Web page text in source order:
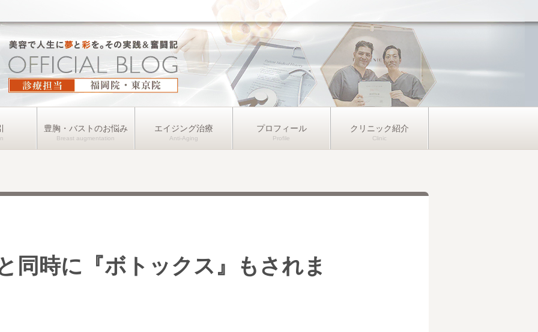
豊胸・バストのお悩み エイジング治療 プロフィール クリニック紹介
同時に『ボトックス』もされま